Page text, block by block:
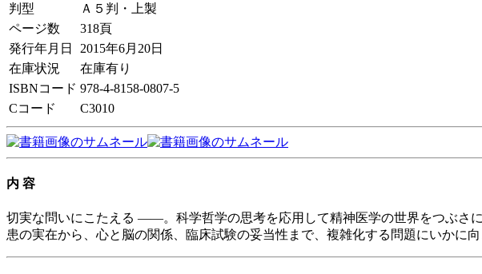
判型
Ａ５判・上製
ページ数
318頁
発行年月日
2015年6月20日
在庫状況
在庫有り
ISBNコード 978-4-8158-0807-5
Cコード
C3010
内 容
切実な問いにこたえる ——。科学哲学の思考を応用して精神医学の世界をつぶさ
患の実在から、心と脳の関係、臨床試験の妥当性まで、複雑化する問題にいかに向